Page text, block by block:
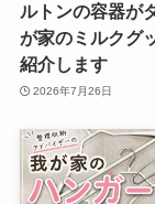
ルトンの容器が
が家のミルクグ
紹介します
2026年7月26日